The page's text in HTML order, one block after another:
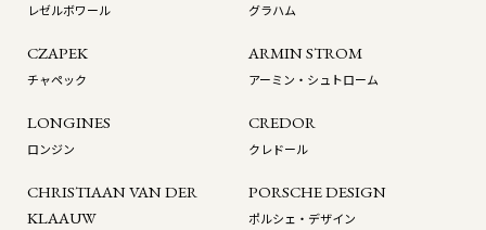
レゼルボワール グラハム
CZAPEK
チャペック
ARMIN STROM
アーミン・シュトローム
LONGINES
ロンジン
CREDOR
クレドール
CHRISTIAAN VAN DER
KLAAUW
PORSCHE DESIGN
ポルシェ・デザイン